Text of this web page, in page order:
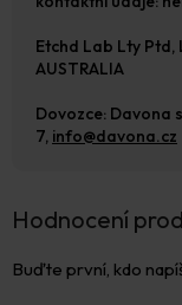
Hodnocení
Buďte první, kdo
Etchd Lab Lty Ptd,
AUSTRALIA
Dovozce: Davona
7, info@davona.cz